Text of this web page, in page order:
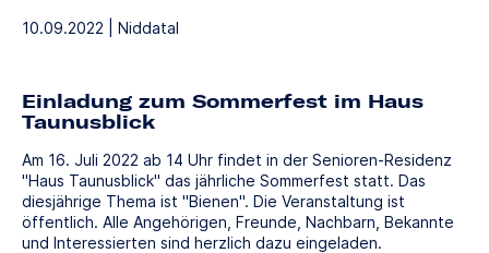
10.09.2022 | Niddatal
Einladung zum Sommerfest im Haus
Taunusblick
Am 16. Juli 2022 ab 14 Uhr findet in der Senioren-Residenz
"Haus Taunusblick" das jährliche Sommerfest statt. Das
diesjährige Thema ist "Bienen". Die Veranstaltung ist
öffentlich. Alle Angehörigen, Freunde, Nachbarn, Bekannte
und Interessierten sind herzlich dazu eingeladen.